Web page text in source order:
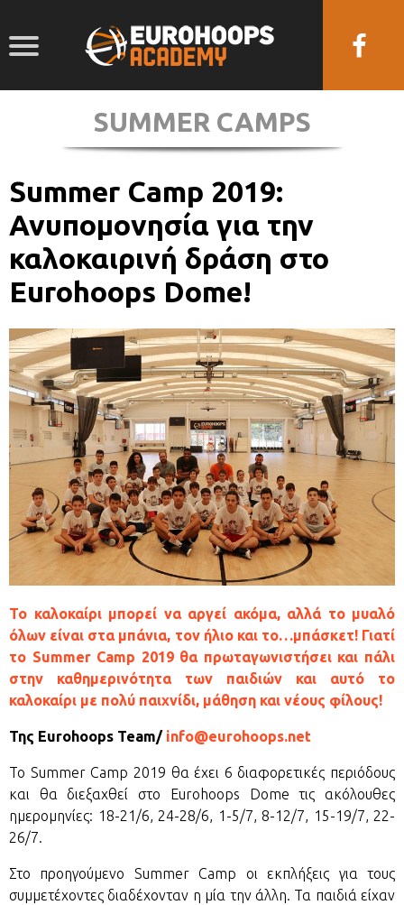
SUMMER CAMPS
Summer Camp 2019:
Ανυπομονησία για την
καλοκαιρινή δράση στο
Eurohoops Dome!
Το καλοκαίρι μπορεί να αργεί ακόμα, αλλά το μυαλό
όλων είναι στα μπάνια, τον ήλιο και το…μπάσκετ! Γιατί
το Summer Camp 2019 θα πρωταγωνιστήσει και πάλι
στην καθημερινότητα των παιδιών και αυτό το
καλοκαίρι με πολύ παιχνίδι, μάθηση και νέους φίλους!
Της Eurohoops Team/ info@eurohoops.net
Το Summer Camp 2019 θα έχει 6 διαφορετικές περιόδους
και θα διεξαχθεί στο Eurohoops Dome τις ακόλουθες
ημερομηνίες: 18-21/6, 24-28/6, 1-5/7, 8-12/7, 15-19/7, 22-
26/7.
Στο προηγούμενο Summer Camp οι εκπλήξεις για τους
συμμετέχοντες διαδέχονταν η μία την άλλη. Τα παιδιά είχαν